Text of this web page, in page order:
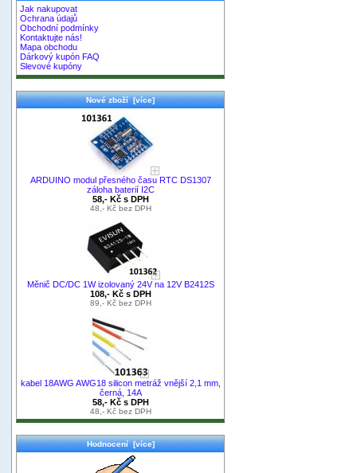
Jak nakupovat
Ochrana údajů
Obchodní podmínky
Kontaktujte nás!
Mapa obchodu
Dárkový kupón FAQ
Slevové kupóny
Nové zboží [více]
ARDUINO modul přesného času RTC DS1307
záloha baterií I2C
58,- Kč s DPH
48,- Kč bez DPH
Měnič DC/DC 1W izolovaný 24V na 12V B2412S
108,- Kč s DPH
89,- Kč bez DPH
kabel 18AWG AWG18 silicon metráž vnější 2,1 mm,
černá, 14A
58,- Kč s DPH
48,- Kč bez DPH
Hodnocení [více]